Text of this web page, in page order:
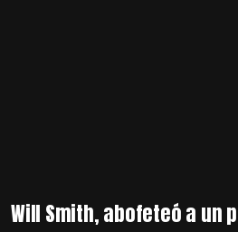
Will Smith, abofeteó a un